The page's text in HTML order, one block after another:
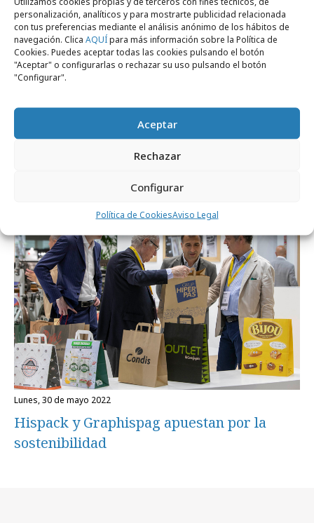
personalización, analíticos y para mostrarte publicidad relacionada
con tus preferencias mediante el análisis anónimo de los hábitos de
navegación. Clica AQUÍpara más información sobre la Política de
Cookies. Puedes aceptar todas las cookies pulsando el botón
"Aceptar" o configurarlas o rechazar su uso pulsando el botón
"Configurar".
Aceptar
Rechazar
Configurar
Política de CookiesAviso Legal
La nueva revolución del packaging, a
Empresas y Negocios
lunes, 30 de mayo 2022
Hispack y Graphispag apuestan por la
sostenibilidad